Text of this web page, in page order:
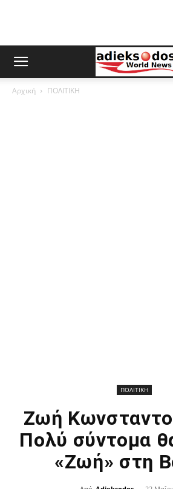
Αρχική ΠΟΛΙΤΙΚΗ
ΠΟΛΙΤΙΚΗ
Ζωή
Πολύ σύντομα
«Ζωή» στη